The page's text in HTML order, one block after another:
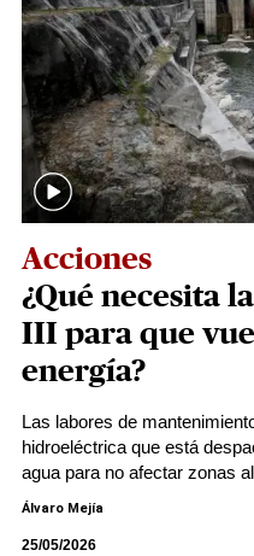
Acciones
¿Qué necesita
III para que
energía?
Las labores de
hidroeléctrica que está
agua para no afectar zonas
Álvaro Mejía
25/05/2026